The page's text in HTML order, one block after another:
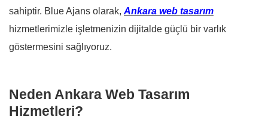
sahiptir. Blue Ajans olarak, Ankara web tasarım
hizmetlerimizle işletmenizin dijitalde güçlü bir varlık
göstermesini sağlıyoruz.
Neden Ankara Web Tasarım
Hizmetleri?